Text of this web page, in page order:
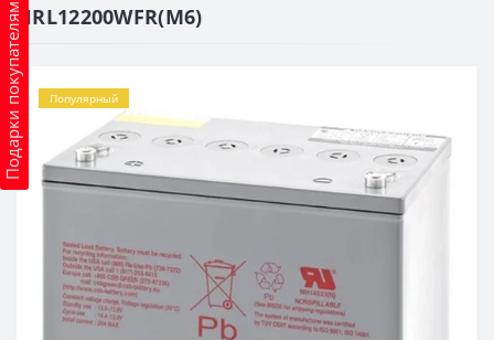
Подарки покупателямHRL12200WFR(M6)
Популярный